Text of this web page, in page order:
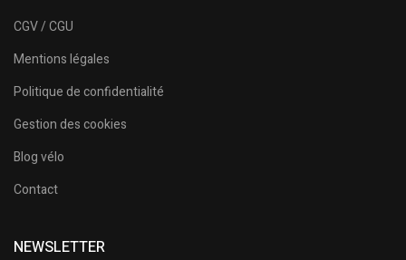
CGV / CGU
Mentions légales
Politique de confidentialité
Gestion des cookies
Blog vélo
Contact
NEWSLETTER